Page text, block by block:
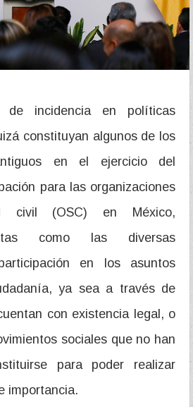
de incidencia en políticas
constituyan algunos de los
en el ejercicio del
para las organizaciones
civil (OSC) en México,
como las diversas
en los asuntos
ya sea a través de
con existencia legal, o
sociales que no han
para poder realizar
importancia.